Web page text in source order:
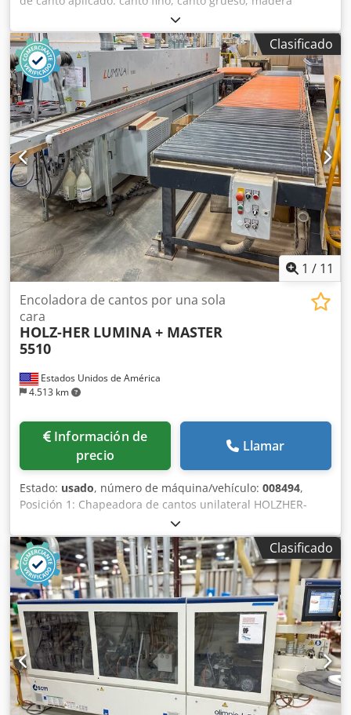
maciza, chapa Sistema de encolado: EVA, PUR Chjdjy In A
Nepfx Amuja Fresado previo: sí Unidad multifuncional: sí
Unidad de fresado superior: sí Velocidad máxima de
avance: 25 m/min Grosor máximo de tablero: 60 mm
Unidades de trabajo: 8 uds.
Clasificado
1 / 11
Estados Unidos de América
4.513 km
Encoladora de cantos por una sola
cara
HOLZ-HER LUMINA + MASTER
5510
Información de
precio
Llamar
Estado: usado, número de máquina/vehículo: 008494,
Posición 1: Chapeadora de cantos unilateral HOLZHER-
LUMINA + MASTER 5510 Posición 2: Retorno de tableros
HOLZHER-LUMINA + MASTER 5510 Cedpfx Amszbxznjusha
Clasificado